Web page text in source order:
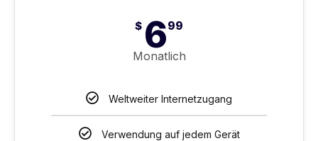
$ 699
Monatlich
Weltweiter Internetzugang
Verwendung auf jedem Gerät